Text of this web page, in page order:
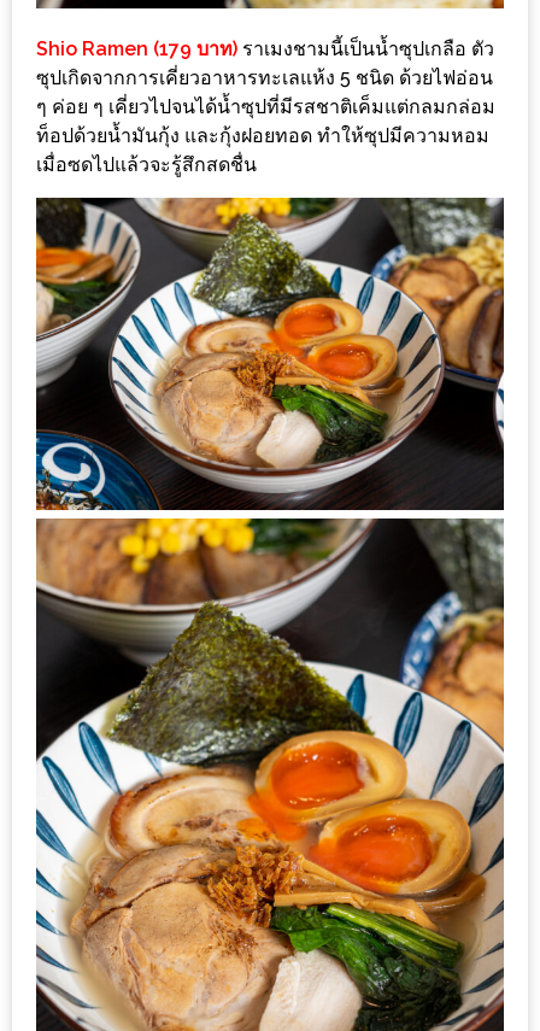
ชวน
คุย
นโยบาย
ความ
เป็น
ส่วน
ตัว
นโยบาย
ความ
เป็น
ส่วน
ตัว
ประกาศ
ผล
ผู้
โชค
ดี
กับ
น้า
อ้วน
ครั้ง
ที่
1
พา
เพื่อน
Shio Ramen (179 บาท) ราเมงชามนี้เป็นน้ำซุปเกลือ ตัว
ซุปเกิดจากการเคี่ยวอาหารทะเลแห้ง 5 ชนิด ด้วยไฟอ่อน
ๆ ค่อย ๆ เคี่ยวไปจนได้น้ำซุปที่มีรสชาติเค็มแต่กลมกล่อม
ท็อปด้วยน้ำมันกุ้ง และกุ้งฝอยทอด ทำให้ซุปมีความหอม
เมื่อซดไปแล้วจะรู้สึกสดชื่น